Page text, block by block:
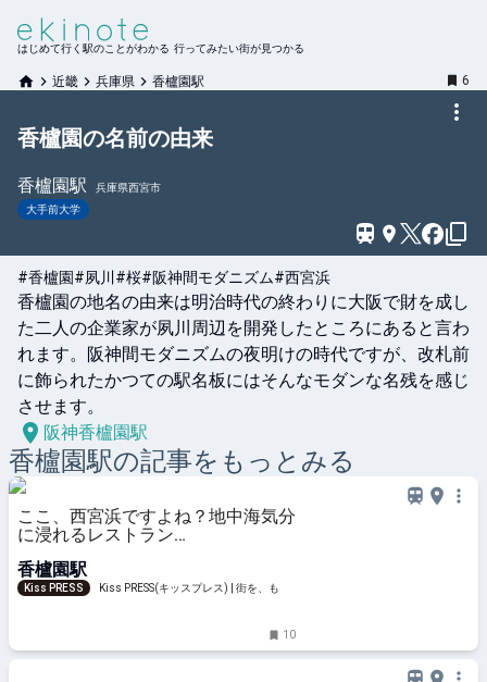
はじめて行く駅のことがわかる 行ってみたい街が見つかる
近畿 兵庫県 香櫨園駅 6
香櫨園の名前の由来
香櫨園駅
兵庫県西宮市
大手前大学
#香櫨園#夙川 #桜#阪神間モダニズム#西宮浜
香櫨園の地名の由来は明治時代の終わりに大阪で財を成し
た二人の企業家が夙川周辺を開発したところにあると言わ
れます。阪神間モダニズムの夜明けの時代ですが、改札前
に飾られたかつての駅名板にはそんなモダンな名残を感じ
させます。
阪神香櫨園駅
香櫨園駅の記事をもっとみる
ここ、西宮浜ですよね？地中海気分
に浸れるレストラン
香櫨園駅
Kiss PRESS
Kiss PRESS(キッスプレス) | 街を、もっ
10